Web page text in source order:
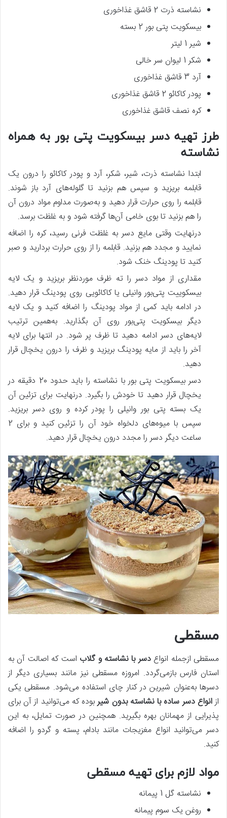
نشاسته ذرت 2 قاشق غذاخوری
بیسکویت پتی بور 2 بسته
شیر 1 لیتر
شکر 1 لیوان سر خالی
آرد 3 قاشق غذاخوری
پودر کاکائو 2 قاشق غذاخوری
کره نصف قاشق غذاخوری
طرز تهیه دسر بیسکویت پتی بور به همراه
نشاسته
ابتدا نشاسته ذرت، شیر، شکر، آرد و پودر کاکائو را درون یک
قابلمه بریزید و سپس هم بزنید تا گلوله‌های آرد باز شوند.
قابلمه را روی حرارت قرار دهید و به‌صورت مداوم مواد درون آن
را هم بزنید تا بوی خامی آن‌ها گرفته شود و به غلظت برسد.
درنهایت وقتی مایع دسر به غلظت فرنی رسید، کره را اضافه
نمایید و مجدد هم بزنید. قابلمه را از روی حرارت بردارید و صبر
کنید تا پودینگ خنک شود.
مقداری از مواد دسر را ته ظرف موردنظر بریزید و یک لایه
بیسکوییت پتی‌بور وانیلی یا کاکائویی روی پودینگ قرار دهید.
در ادامه باید کمی از مواد پودینگ را اضافه کنید و یک لایه
دیگر بیسکویت پتی‌بور روی آن بگذارید. به‌همین ترتیب
لایه‌های دسر ادامه دهید تا ظرف پر شود. در انتها برای لایه
آخر را باید از مایه پودینگ بریزید و ظرف را درون یخچال قرار
دهید.
دسر بیسکویت پتی بور با نشاسته را باید حدود 20 دقیقه در
یخچال قرار دهید تا خودش را بگیرد. درنهایت برای تزئین آن
یک بسته پتی بور وانیلی را پودر کرده و روی دسر بریزید.
سپس با میوه‌های دلخواه خود آن را تزئین کنید و برای 2
ساعت دیگر دسر را مجدد درون یخچال قرار دهید.
مسقطی
مسقطی ازجمله انواعدسر با نشاسته و گلاب است که اصالت آن به
استان فارس بازمی‌گردد. امروزه مسقطی نیز مانند بسیاری دیگر از
دسرها به‌عنوان شیرین در کنار چای استفاده می‌شود. مسقطی یکی
ازانواع دسر ساده با نشاسته بدون شیربوده که می‌توانید از آن برای
پذیرایی از مهمانان بهره بگیرید. همچنین در صورت تمایل، به این
دسر می‌توانید انواع مغزیجات مانند بادام، پسته و گردو را اضافه
کنید.
مواد لازم برای تهیه مسقطی
نشاسته گل 1 پیمانه
روغن یک سوم پیمانه